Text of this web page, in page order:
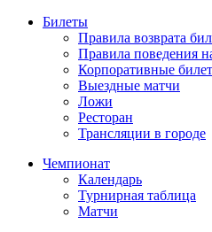
Билеты
Правила возврата
Правила поведения
Корпоративные
Выездные матчи
Ложи
Ресторан
Трансляции в городе
Чемпионат
Календарь
Турнирная таблица
Матчи